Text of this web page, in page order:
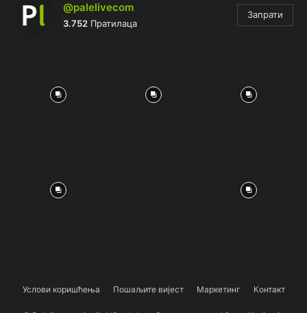
@palelivecom
3.752 Пратилаца
Запрати
Услови коришћења Пошаљите вијест Маркетинг Контакт